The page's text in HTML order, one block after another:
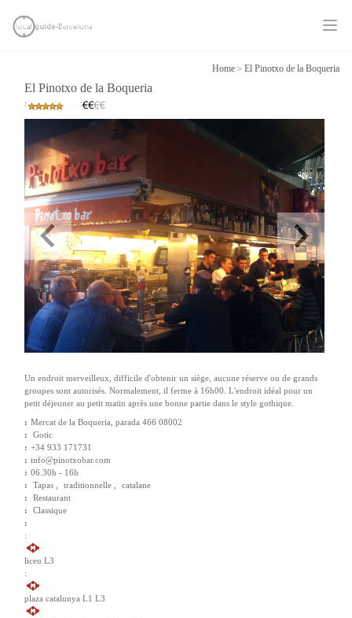
Home > El Pinotxo de la Boqueria
El Pinotxo de la Boqueria
: :
Un endroit merveilleux, difficile d'obtenir un siège, aucune réserve ou de grands
groupes sont autorisés. Normalement, il ferme à 16h00. L'endroit idéal pour un
petit déjeuner au petit matin après une bonne partie dans le style gothique.
: Mercat de la Boqueria, parada 466 08002
:
Gotic
: +34 933 171731
: info@pinotxobar.com
: 06.30h - 16h
:
Tapas , traditionnelle ,
catalane
:
Restaurant
:
Classique
:
:
liceu L3
:
plaza catalunya L1 L3